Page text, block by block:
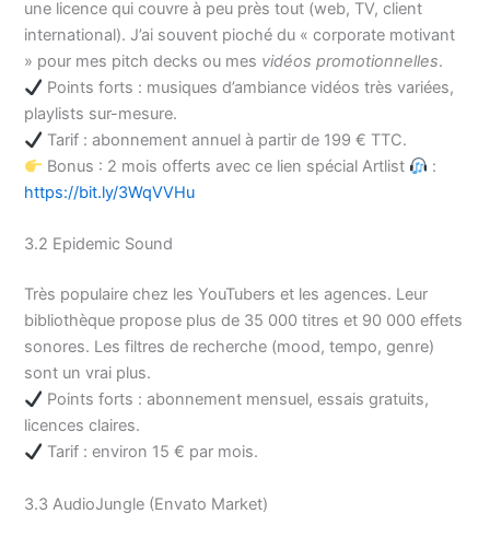
une licence qui couvre à peu près tout (web, TV, client
international). J’ai souvent pioché du « corporate motivant
» pour mes pitch decks ou mes vidéos promotionnelles.
Points forts : musiques d’ambiance vidéos très variées,
playlists sur-mesure.
Tarif : abonnement annuel à partir de 199 € TTC.
Bonus : 2 mois offerts avec ce lien spécial Artlist
:
https://bit.ly/3WqVVHu
3.2 Epidemic Sound
Très populaire chez les YouTubers et les agences. Leur
bibliothèque propose plus de 35 000 titres et 90 000 effets
sonores. Les filtres de recherche (mood, tempo, genre)
sont un vrai plus.
Points forts : abonnement mensuel, essais gratuits,
licences claires.
Tarif : environ 15 € par mois.
3.3 AudioJungle (Envato Market)